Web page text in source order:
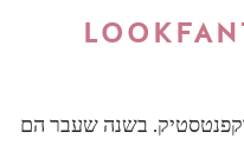
בשנה שעבר הם